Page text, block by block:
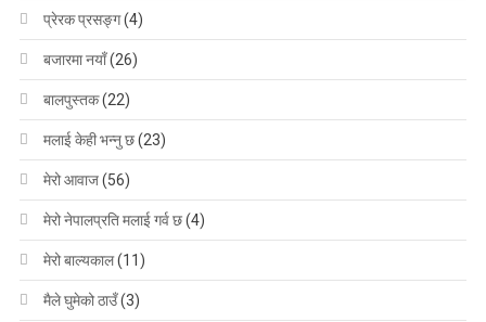
प्रेरक प्रसङ्ग(4)
बजारमा नयाँ(26)
बालपुस्तक(22)
मलाई केही भन्नु छ(23)
मेरो आवाज(56)
मेरो नेपालप्रति मलाई गर्व छ(4)
मेरो बाल्यकाल(11)
मैले घुमेको ठाउँ(3)